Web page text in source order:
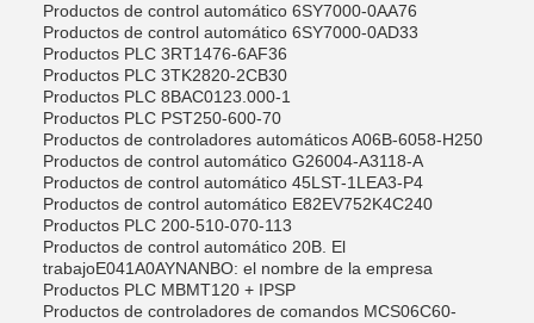
Productos de control automático 6SY7000-0AA76
Productos de control automático 6SY7000-0AD33
Productos PLC 3RT1476-6AF36
Productos PLC 3TK2820-2CB30
Productos PLC 8BAC0123.000-1
Productos PLC PST250-600-70
Productos de controladores automáticos A06B-6058-H250
Productos de control automático G26004-A3118-A
Productos de control automático 45LST-1LEA3-P4
Productos de control automático E82EV752K4C240
Productos PLC 200-510-070-113
Productos de control automático 20B. El
trabajoE041A0AYNANBO: el nombre de la empresa
Productos PLC MBMT120 + IPSP
Productos de controladores de comandos MCS06C60-